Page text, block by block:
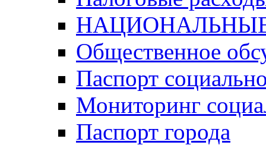
Общественное
Паспорт
Мониторинг
Паспорт города